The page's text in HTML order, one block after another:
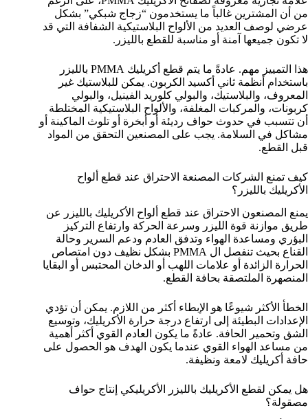
من أن المشترين غالباً ما يستخدمون “زجاج شبكي” بشكل
عرضي لوصف العديد من الألواح البلاستيكية الشفافة التي قد
لا تكون جميعها آمنة أو مناسبة للقطع بالليزر.
هذا التمييز مهم. عادةً ما يتم قطع أكريليك PMMA بالليزر
باستخدام أنظمة ثاني أكسيد الكربون. يمكن للبلاستيك غير
المعروف، والبلاستيك، والبولي كلوريد الفينيل، والبولي
كربونات، والمركبات المغلفة، والألواح البلاستيكية المختلطة
أن تتسبب في حدوث حواف رديئة أو أبخرة أو تلوث الماكينة أو
مشاكل في السلامة. يجب على المصنعين التحقق من المواد
قبل القطع.
كيف تمنع الشركات المصنعة الاحتراق عند قطع ألواح
الأكريليك بالليزر؟
يمنع المصنعون الاحتراق عند قطع ألواح الأكريليك بالليزر عن
طريق موازنة قوة الليزر وسرعة الحركة وارتفاع التركيز
البؤري ومساعدة الهواء وتدفق العادم ودعم السرير وحالة
القناع بحيث تنفصل ال PMMA بشكل نظيف دون امتصاص
الحرارة الزائدة أو علامات اللهب أو الدخان المحتبس أو البقايا
المنصهرة الملتصقة بحافة القطع.
الخطأ الأكثر شيوعًا هو الإبطاء أكثر من اللازم. يمكن أن تؤدي
الإعدادات البطيئة إلى ارتفاع درجة حرارة الأكريليك، وتوسيع
الشق وتحمير الحافة. عادةً ما يكون العادم القوي أكثر أهمية
من مساعد الهواء القوي عندما يكون الهدف هو الحصول على
حافة أكريليك لامعة ونظيفة.
هل يمكن لقطع الأكريليك بالليزر الأكريليكي إنتاج حواف
مصقولة؟